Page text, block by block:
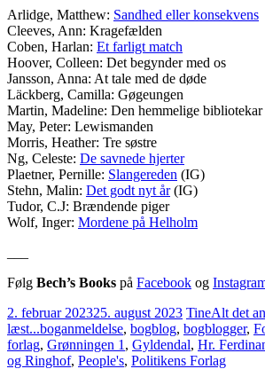
Arlidge, Matthew: Sandhed eller konsekvens
Cleeves, Ann: Kragefælden
Coben, Harlan: Et farligt match
Hoover, Colleen: Det begynder med os
Jansson, Anna: At tale med de døde
Läckberg, Camilla: Gøgeungen
Martin, Madeline: Den hemmelige bibliotekar
May, Peter: Lewismanden
Morris, Heather: Tre søstre
Ng, Celeste: De savnede hjerter
Plaetner, Pernille: Slangereden (IG)
Stehn, Malin: Det godt nyt år(IG)
Tudor, C.J: Brændende piger
Wolf, Inger: Mordene på Helholm
Følg Bech’s Books på Facebook og
2. februar 202325. august 2023 TineAlt det
læst...boganmeldelse, bogblog, bogblogger,
forlag, Grønningen 1 , Gyldendal, Hr.
og Ringhof, People's, Politikens Forlag